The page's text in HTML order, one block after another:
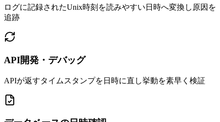
ログに記録されたUnix時刻を読みやすい日時へ変換し原因を
追跡
API開発・デバッグ
APIが返すタイムスタンプを日時に直し挙動を素早く検証